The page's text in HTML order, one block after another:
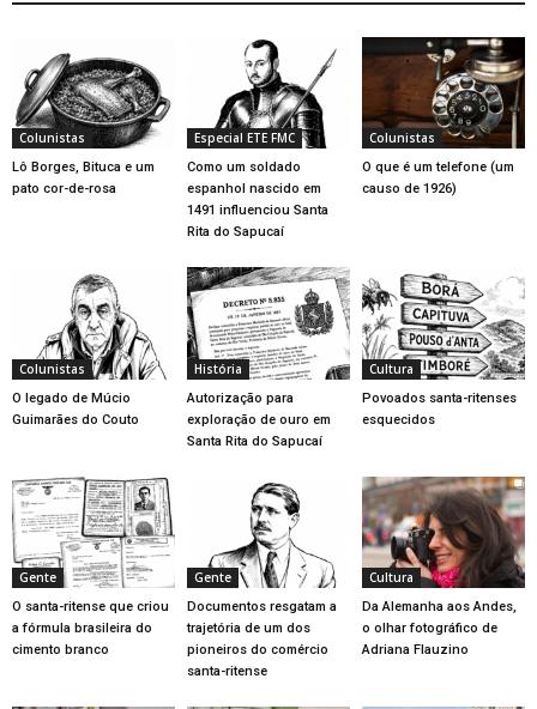
Colunistas
Lô Borges, Bituca e um
pato cor-de-rosa
Especial ETE FMC
Como um soldado
espanhol nascido em
1491 influenciou Santa
Rita do Sapucaí
Colunistas
O que é um telefone (um
causo de 1926)
Colunistas
O legado de Múcio
Guimarães do Couto
História
Autorização para
exploração de ouro em
Santa Rita do Sapucaí
Cultura
Povoados santa-ritenses
esquecidos
Gente
O santa-ritense que criou
a fórmula brasileira do
cimento branco
Gente
Documentos resgatam a
trajetória de um dos
pioneiros do comércio
santa-ritense
Cultura
Da Alemanha aos Andes,
o olhar fotográfico de
Adriana Flauzino